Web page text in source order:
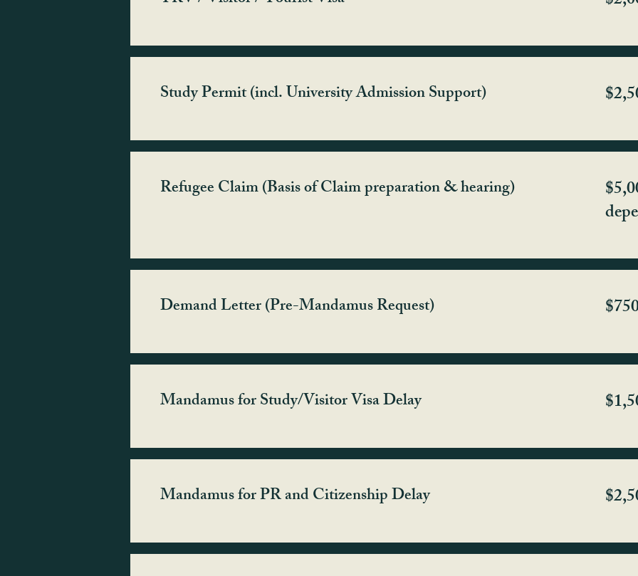
Study Permit (incl. University Admission Support)
Refugee Claim (Basis of Claim preparation & hearing)
Demand Letter (Pre-Mandamus Request)
Mandamus for Study/Visitor Visa Delay
Mandamus for PR and Citizenship Delay